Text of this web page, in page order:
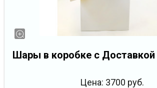
Шары в коробке с Доставкой
Цена: 3700 руб.